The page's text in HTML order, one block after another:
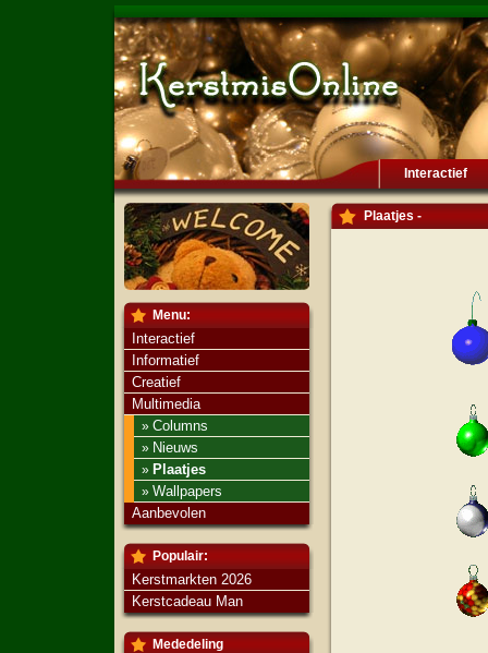
Interactief
Menu:
Interactief
Informatief
Creatief
Multimedia
» Columns
» Nieuws
» Plaatjes
» Wallpapers
Aanbevolen
Populair:
Kerstmarkten 2026
Kerstcadeau Man
Mededeling
Plaatjes -